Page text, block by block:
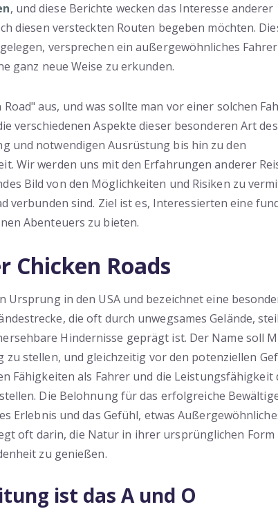
, und diese Berichte wecken das Interesse anderer
diesen versteckten Routen begeben möchten.
versprechen ein außergewöhnliches
ganz neue Weise zu erkunden.
aus, und was sollte man vor einer solchen
verschiedenen Aspekte dieser besonderen Art des
und notwendigen Ausrüstung bis hin zu den
Wir werden uns mit den Erfahrungen anderer
Bild von den Möglichkeiten und Risiken zu
verbunden sind. Ziel ist es, Interessierten eine
Abenteuers zu bieten.
Chicken Roads
Ursprung in den USA und bezeichnet eine
die oft durch unwegsames Gelände,
Hindernisse geprägt ist. Der Name soll
zu stellen, und gleichzeitig vor den potenziellen
Fähigkeiten als Fahrer und die Leistungsfähigkeit
Die Belohnung für das erfolgreiche
Erlebnis und das Gefühl, etwas
oft darin, die Natur in ihrer ursprünglichen Form
zu genießen.
ist das A und O